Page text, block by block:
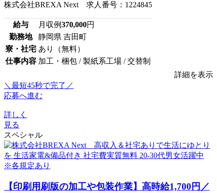
株式会社BREXA Next 求人番号：1224845
給与 月収例370,000円
勤務地
静岡県 吉田町
寮・社宅 あり（無料）
仕事内容 加工・梱包 / 製紙系工場 / 交替制
詳細を表示
＼最短45秒で完了／
応募へ進む
詳しく
見る
スペシャル
【印刷用刷版の加工や包装作業】高時給1,700円／